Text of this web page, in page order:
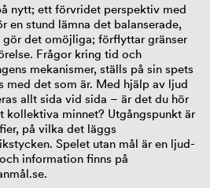
nytt; ett förvridet perspektiv med
en stund lämna det balanserade,
gör det omöjliga; förflyttar gränser
Frågor kring tid och
mekanismer, ställs på sin spets
med det som är. Med hjälp av ljud
allt sida vid sida – är det du hör
kollektiva minnet? Utgångspunkt är
på vilka det läggs
Spelet utan mål är en ljud-
information finns på
.